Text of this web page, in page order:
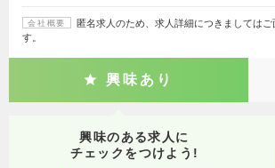
会社概要
匿名求人のため、求人詳細につきましてはご
す。
興味あり
興味のある求人に
チェックをつけよう!